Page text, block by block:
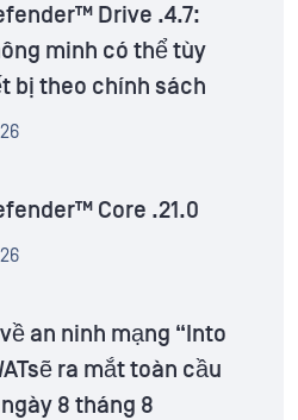
Drive .4.7:
minh có thể tùy
bị theo chính sách
Core .21.0
an ninh mạng “Into
ra mắt toàn cầu
8 tháng 8